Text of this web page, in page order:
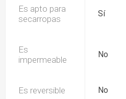
Es apto para
secarropas
Sí
Es
impermeable
No
Es reversible No